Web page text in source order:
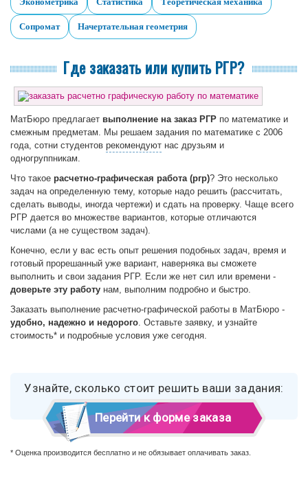
Сопромат Начертательная геометрия
Где заказать или купить РГР?
МатБюро предлагает выполнение на заказ РГР по математике и
смежным предметам. Мы решаем задания по математике с 2006
года, сотни студентов рекомендуют нас друзьям и
одногруппникам.
Что такое расчетно-графическая работа (ргр)? Это несколько
задач на определенную тему, которые надо решить (рассчитать,
сделать выводы, иногда чертежи) и сдать на проверку. Чаще всего
РГР дается во множестве вариантов, которые отличаются
числами (а не существом задач).
Конечно, если у вас есть опыт решения подобных задач, время и
готовый прорешанный уже вариант, наверняка вы сможете
выполнить и свои задания РГР. Если же нет сил или времени -
доверьте эту работу нам, выполним подробно и быстро.
Заказать выполнение расчетно-графической работы в МатБюро -
удобно, надежно и недорого . Оставьте заявку, и узнайте
стоимость* и подробные условия уже сегодня.
Узнайте, сколько стоит решить ваши задания:
Перейти к форме заказа
* Оценка производится бесплатно и не обязывает оплачивать заказ.